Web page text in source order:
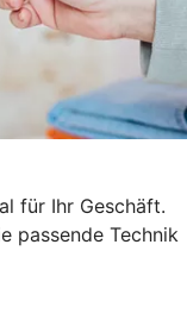
für Ihr Geschäft.
passende Technik